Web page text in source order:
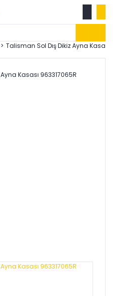
Talisman Sol Dış Dikiz Ayna Kasası